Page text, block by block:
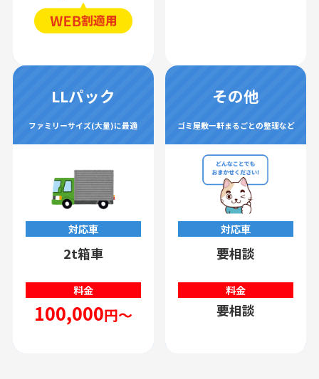
LLパック
ファミリーサイズ(大量)に最適
対応車
2t箱車
料金
100,000円～
その他
ゴミ屋敷一軒まるごとの整理など
対応車
要相談
料金
要相談